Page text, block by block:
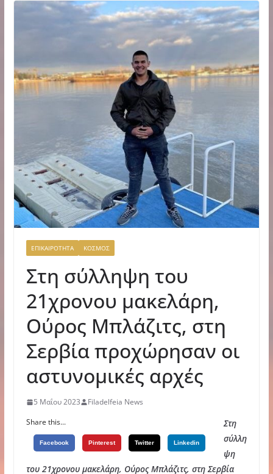
ΕΠΙΚΑΙΡΟΤΗΤΑ ΚΟΣΜΟΣ
Στη σύλληψη του
21χρονου μακελάρη,
Ούρος Μπλάζιτς, στη
Σερβία προχώρησαν οι
αστυνομικές αρχές
5 Μαΐου 2023
Filadelfeia News
Share this...
Facebook Pinterest Twitter Linkedin
Στη
σύλλη
ψη
του 21χρονου μακελάρη, Ούρος Μπλάζιτς, στη Σερβία